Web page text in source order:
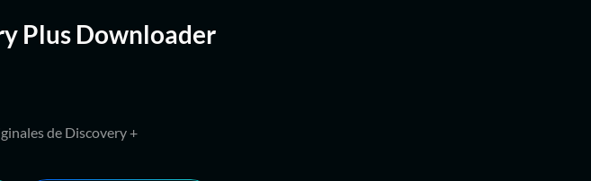
Plus Downloader
de Discovery +